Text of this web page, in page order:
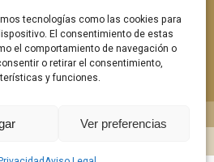
tecnologías como las cookies para
El consentimiento de estas
el comportamiento de navegación o
o retirar el consentimiento,
y funciones.
Ver preferencias